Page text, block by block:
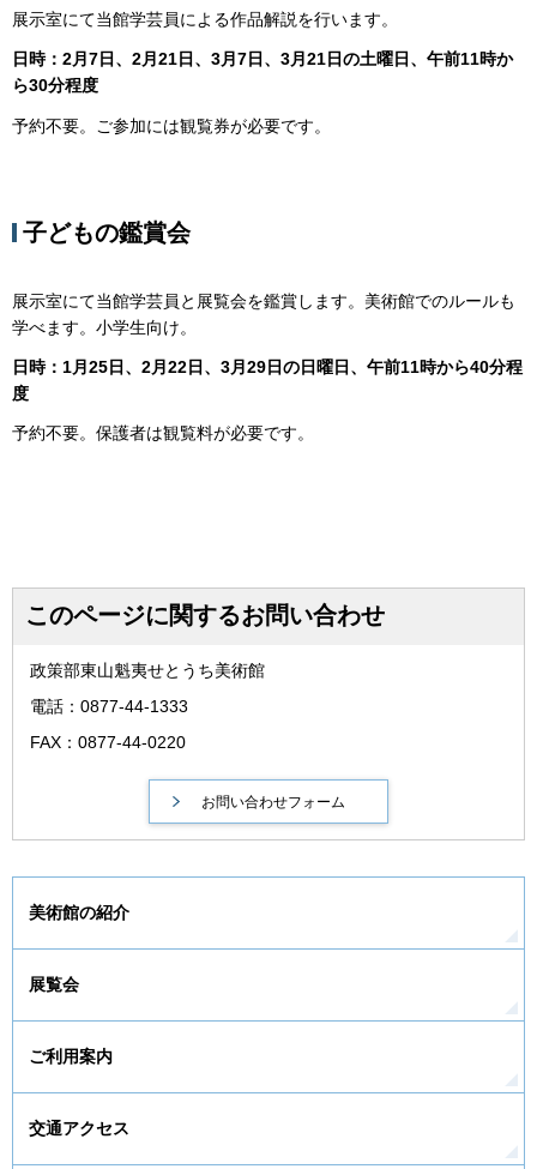
展示室にて当館学芸員による作品解説を行います。
日時：2月7日、2月21日、3月7日、3月21日の土曜日、午前11時か
ら30分程度
予約不要。ご参加には観覧券が必要です。
子どもの鑑賞会
展示室にて当館学芸員と展覧会を鑑賞します。美術館でのルールも
学べます。小学生向け。
日時：1月25日、2月22日、3月29日の日曜日、午前11時から40分程
度
予約不要。保護者は観覧料が必要です。
このページに関するお問い合わせ
政策部東山魁夷せとうち美術館
電話：0877-44-1333
FAX：0877-44-0220
美術館の紹介
展覧会
ご利用案内
交通アクセス